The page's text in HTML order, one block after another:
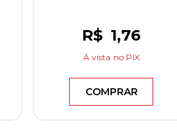
R$ 1,76
À vista no PIX
COMPRAR